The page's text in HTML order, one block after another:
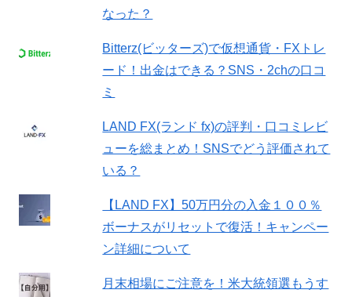
なった？
Bitterz(ビッターズ)で仮想通貨・FXトレ
ード！出金はできる？SNS・2chの口コ
ミ
LAND FX(ランド fx)の評判・口コミレビ
ューを総まとめ！SNSでどう評価されて
いる？
【LAND FX】50万円分の入金１００％
ボーナスがリセットで復活！キャンペー
ン詳細について
月末相場にご注意を！米大統領選もうす